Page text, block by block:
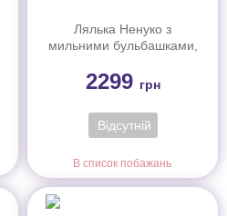
Лялька Ненуко з
мильними бульбашками,
2299 грн
Відсутній
В список побажань